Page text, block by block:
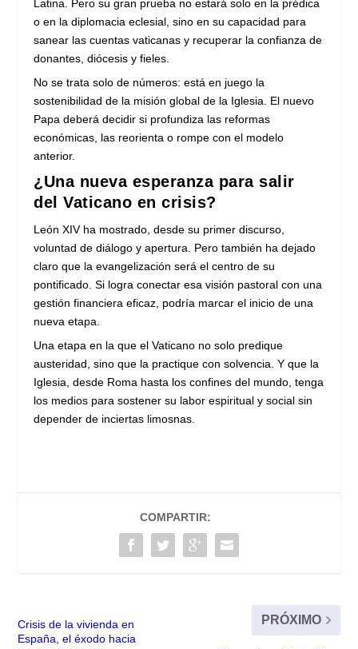
Latina. Pero su gran prueba no estará solo en la prédica
o en la diplomacia eclesial, sino en su capacidad para
sanear las cuentas vaticanas y recuperar la confianza de
donantes, diócesis y fieles.
No se trata solo de números: está en juego la
sostenibilidad de la misión global de la Iglesia. El nuevo
Papa deberá decidir si profundiza las reformas
económicas, las reorienta o rompe con el modelo
anterior.
¿Una nueva esperanza para salir
del Vaticano en crisis?
León XIV ha mostrado, desde su primer discurso,
voluntad de diálogo y apertura. Pero también ha dejado
claro que la evangelización será el centro de su
pontificado. Si logra conectar esa visión pastoral con una
gestión financiera eficaz, podría marcar el inicio de una
nueva etapa.
Una etapa en la que el Vaticano no solo predique
austeridad, sino que la practique con solvencia. Y que la
Iglesia, desde Roma hasta los confines del mundo, tenga
los medios para sostener su labor espiritual y social sin
depender de inciertas limosnas.
COMPARTIR:
Crisis de la vivienda en
España, el éxodo hacia
PRÓXIMO